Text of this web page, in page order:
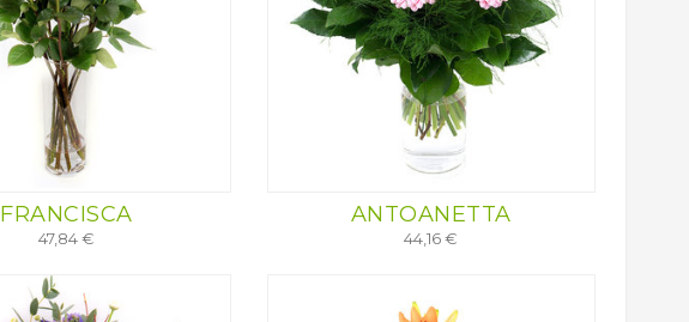
FRANCISCA
47,84 €
ANTOANETTA
44,16 €